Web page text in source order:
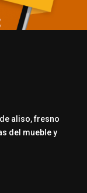
aliso, fresno
del mueble y